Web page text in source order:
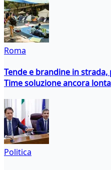
Roma
Tende e brandine in
Time soluzione ancora
Politica